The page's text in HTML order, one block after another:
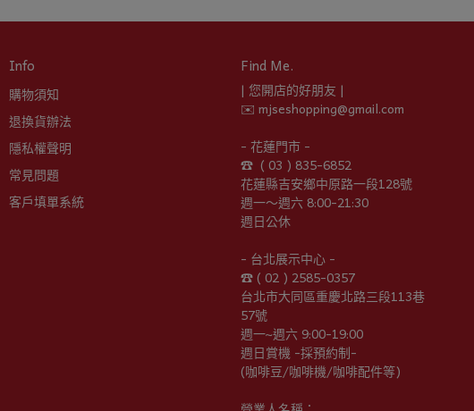
Info
購物須知
退換貨辦法
隱私權聲明
常見問題
客戶填單系統
Find Me.
| 您開店的好朋友 |
✉️ mjseshopping@gmail.com
- 花蓮門市 -
☎︎  ( 03 ) 835-6852
花蓮縣吉安鄉中原路一段128號
週一～週六 8:00-21:30
週日公休
- 台北展示中心 -
☎︎ ( 02 ) 2585-0357
台北市大同區重慶北路三段113巷
57號
週一~週六 9:00-19:00
週日賞機 -採預約制-
(咖啡豆/咖啡機/咖啡配件等)